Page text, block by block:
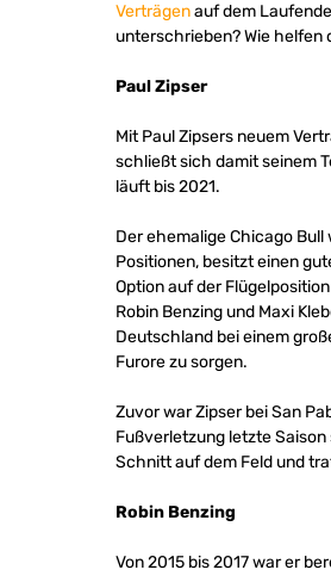
Verträgenauf dem
unterschrieben? Wie helfen
Paul Zipser
Mit Paul Zipsers neuem
schließt sich damit seinem
läuft bis 2021.
Der ehemalige Chicago
Positionen, besitzt einen
Option auf der
Robin Benzing und Maxi
Deutschland bei einem
Furore zu sorgen.
Zuvor war Zipser bei San
Fußverletzung letzte Saison
Schnitt auf dem Feld und
Robin Benzing
Von 2015 bis 2017 war er